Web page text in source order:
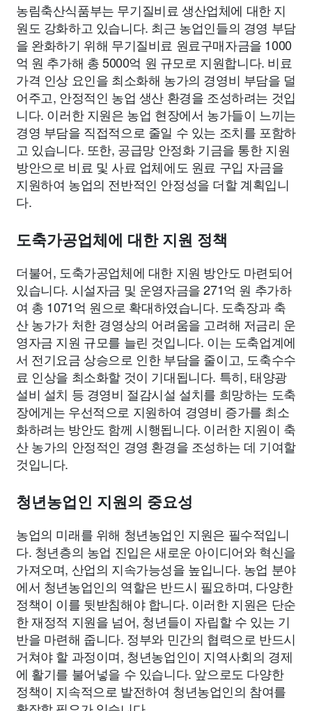
농림축산식품부는 무기질비료 생산업체에 대한 지
원도 강화하고 있습니다. 최근 농업인들의 경영 부담
을 완화하기 위해 무기질비료 원료구매자금을 1000
억 원 추가해 총 5000억 원 규모로 지원합니다. 비료
가격 인상 요인을 최소화해 농가의 경영비 부담을 덜
어주고, 안정적인 농업 생산 환경을 조성하려는 것입
니다. 이러한 지원은 농업 현장에서 농가들이 느끼는
경영 부담을 직접적으로 줄일 수 있는 조치를 포함하
고 있습니다. 또한, 공급망 안정화 기금을 통한 지원
방안으로 비료 및 사료 업체에도 원료 구입 자금을
지원하여 농업의 전반적인 안정성을 더할 계획입니
다.
도축가공업체에 대한 지원 정책
더불어, 도축가공업체에 대한 지원 방안도 마련되어
있습니다. 시설자금 및 운영자금을 271억 원 추가하
여 총 1071억 원으로 확대하였습니다. 도축장과 축
산 농가가 처한 경영상의 어려움을 고려해 저금리 운
영자금 지원 규모를 늘린 것입니다. 이는 도축업계에
서 전기요금 상승으로 인한 부담을 줄이고, 도축수수
료 인상을 최소화할 것이 기대됩니다. 특히, 태양광
설비 설치 등 경영비 절감시설 설치를 희망하는 도축
장에게는 우선적으로 지원하여 경영비 증가를 최소
화하려는 방안도 함께 시행됩니다. 이러한 지원이 축
산 농가의 안정적인 경영 환경을 조성하는 데 기여할
것입니다.
청년농업인 지원의 중요성
농업의 미래를 위해 청년농업인 지원은 필수적입니
다. 청년층의 농업 진입은 새로운 아이디어와 혁신을
가져오며, 산업의 지속가능성을 높입니다. 농업 분야
에서 청년농업인의 역할은 반드시 필요하며, 다양한
정책이 이를 뒷받침해야 합니다. 이러한 지원은 단순
한 재정적 지원을 넘어, 청년들이 자립할 수 있는 기
반을 마련해 줍니다. 정부와 민간의 협력으로 반드시
거쳐야 할 과정이며, 청년농업인이 지역사회의 경제
에 활기를 불어넣을 수 있습니다. 앞으로도 다양한
정책이 지속적으로 발전하여 청년농업인의 참여를